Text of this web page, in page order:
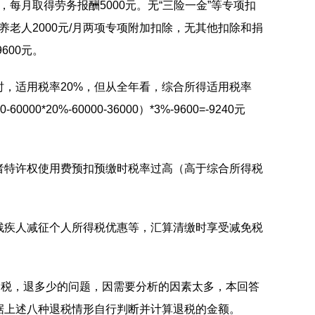
每月取得劳务报酬5000元。无“三险一金”等专项扣
老人2000元/月两项专项附加扣除，无其他扣除和捐
元。
适用税率20%，但从全年看，综合所得适用税率
60000*20%-60000-36000）*3%-9600=-9240元
许权使用费预扣预缴时税率过高（高于综合所得税
人减征个人所得税优惠等，汇算清缴时享受减免税
，退多少的问题，因需要分析的因素太多，本回答
述八种退税情形自行判断并计算退税的金额。